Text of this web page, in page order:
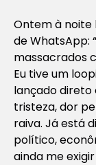
Ontem à noite
de WhatsApp: “
massacrados
Eu tive um
lançado direto
tristeza, dor
raiva. Já está
político,
ainda me